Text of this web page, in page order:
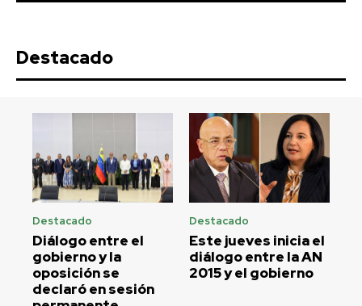
Destacado
Destacado
Diálogo entre el
gobierno y la
oposición se
declaró en sesión
Destacado
Este jueves inicia el
diálogo entre la AN
2015 y el gobierno